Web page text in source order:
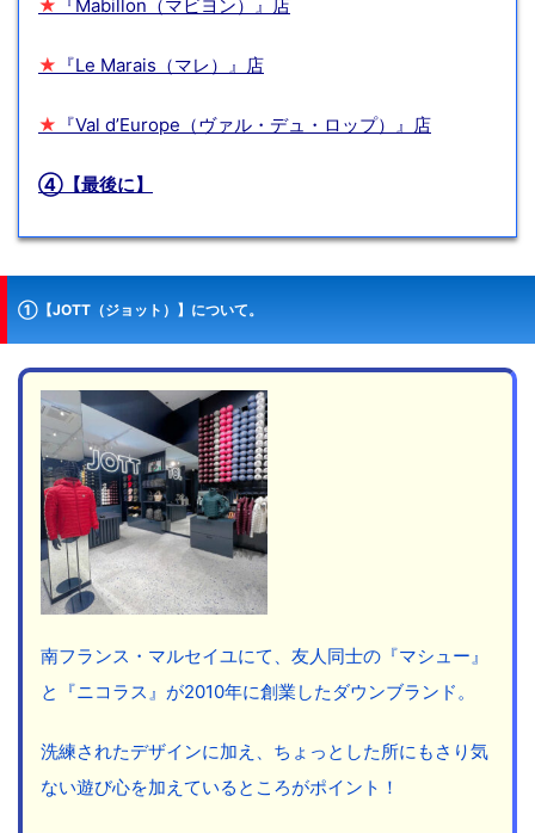
★ 『Mabillon（マビヨン）』店
★ 『Le Marais（マレ）』店
★ 『Val d’Europe（ヴァル・デュ・ロップ）』店
④【最後に】
①【JOTT（ジョット）】について。
南フランス・マルセイユにて、友人同士の『マシュー』
と『ニコラス』が2010年に創業したダウンブランド。
洗練されたデザインに加え、ちょっとした所にもさり気
ない遊び心を加えているところがポイント！